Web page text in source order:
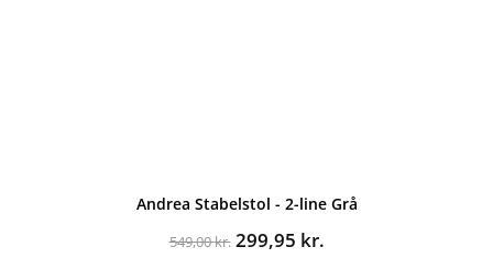
Andrea Stabelstol - 2-line Grå
549,00kr. Den
299,95 kr.Den